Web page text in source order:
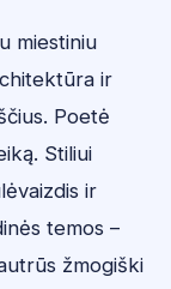
miestiniu
ir
Poetė
Stiliui
ir
temos –
žmogiški